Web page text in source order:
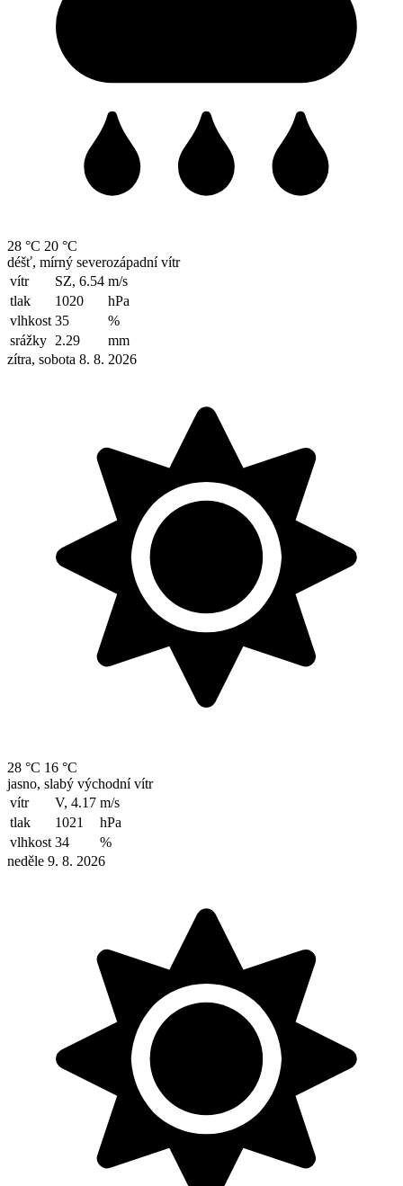
28 °C 20 °C
déšť, mírný severozápadní vítr
vítr
SZ, 6.54 m/s
tlak
1020
hPa
vlhkost 35
%
srážky 2.29
mm
zítra, sobota 8. 8. 2026
28 °C 16 °C
jasno, slabý východní vítr
vítr
V, 4.17 m/s
tlak
1021
hPa
vlhkost 34
%
neděle 9. 8. 2026